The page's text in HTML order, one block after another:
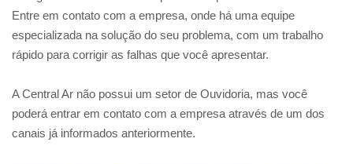
Entre em contato com a empresa, onde há uma equipe
especializada na solução do seu problema, com um trabalho
rápido para corrigir as falhas que você apresentar.
A Central Ar não possui um setor de Ouvidoria, mas você
poderá entrar em contato com a empresa através de um dos
canais já informados anteriormente.